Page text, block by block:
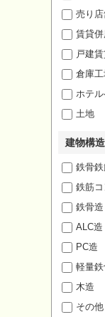
売り
賃貸
戸建
倉庫
ホテ
土地
建物構造
鉄骨
鉄筋
鉄骨造
ALC造
PC造
軽量
木造
その他